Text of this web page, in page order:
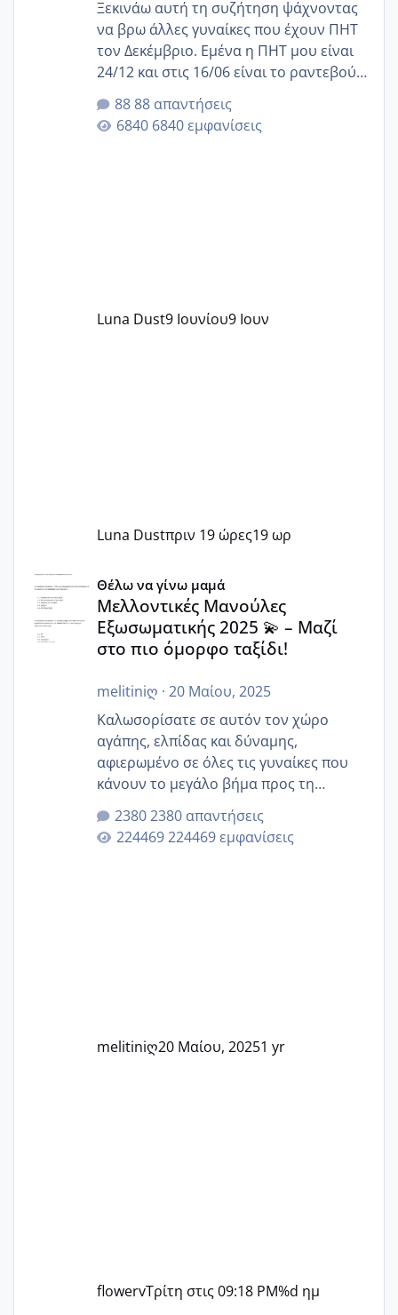
Ξεκινάω αυτή τη συζήτηση ψάχνοντας
να βρω άλλες γυναίκες που έχουν ΠΗΤ
τον Δεκέμβριο. Εμένα η ΠΗΤ μου είναι
24/12 και στις 16/06 είναι το ραντεβού
της αυχενικής διαφάνειας. Έχω αρκετό
άγχος και οι μέρες δεν φαίνεται να
περνάνε με τίποτα.
88 απαντήσεις
6840 εμφανίσεις
Luna Dust9 Ιουνίου9 Ιουν
Luna Dustπριν 19 ώρες19 ωρ
Μελλοντικές Μανούλες Εξωσωματικής 2025 💫 – Μαζί
Θέλω να γίνω μαμά
Μελλοντικές Μανούλες
Εξωσωματικής 2025 💫 – Μαζί
στο πιο όμορφο ταξίδι!
melitiniღ · 20 Μαίου, 2025
Καλωσορίσατε σε αυτόν τον χώρο
αγάπης, ελπίδας και δύναμης,
αφιερωμένο σε όλες τις γυναίκες που
κάνουν το μεγάλο βήμα προς τη
μητρότητα μέσω εξωσωματικής το 2025.
Εδώ θα μοιραστούμε αγωνίες, χαρές,
εμπειρίες και κάθε μικρή ή μεγάλη
2380 απαντήσεις
224469 εμφανίσεις
melitiniღ20 Μαίου, 20251 yr
flowervΤρίτη στις 09:18 PM%d ημ